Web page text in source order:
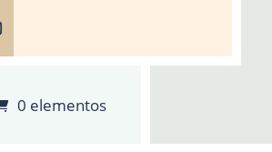
0 elementos